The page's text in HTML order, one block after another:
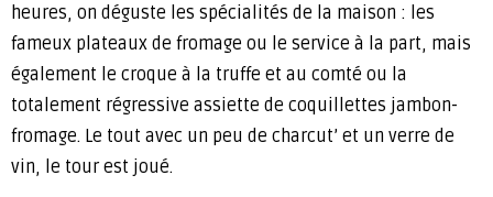
heures, on déguste les spécialités de la maison : les
fameux plateaux de fromage ou le service à la part, mais
également le croque à la truffe et au comté ou la
totalement régressive assiette de coquillettes jambon-
fromage. Le tout avec un peu de charcut’ et un verre de
vin, le tour est joué.